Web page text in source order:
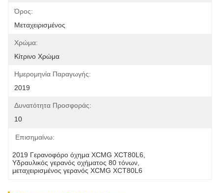
Όρος:
Μεταχειρισμένος
Χρώμα:
Κίτρινο Χρώμα
Ημερομηνία Παραγωγής:
2019
Δυνατότητα Προσφοράς:
10
Επισημαίνω:
2019 Γερανοφόρο όχημα XCMG XCT80L6
Υδραυλικός γερανός οχήματος 80 τόνων
μεταχειρισμένος γερανός XCMG XCT80L6